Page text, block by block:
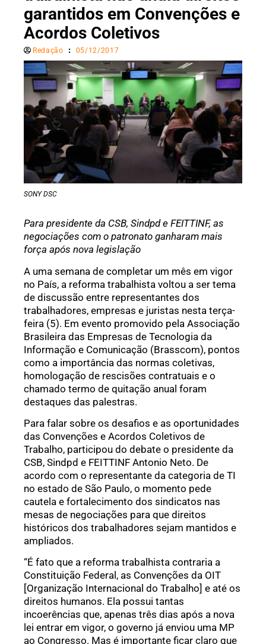
garantidos em Convenções e
Acordos Coletivos
Redação 05/12/2017
SONY DSC
Para presidente da CSB, Sindpd e FEITTINF, as
negociações com o patronato ganharam mais
força após nova legislação
A uma semana de completar um mês em vigor
no País, a reforma trabalhista voltou a ser tema
de discussão entre representantes dos
trabalhadores, empresas e juristas nesta terça-
feira (5). Em evento promovido pela Associação
Brasileira das Empresas de Tecnologia da
Informação e Comunicação (Brasscom), pontos
como a importância das normas coletivas,
homologação de rescisões contratuais e o
chamado termo de quitação anual foram
destaques das palestras.
Para falar sobre os desafios e as oportunidades
das Convenções e Acordos Coletivos de
Trabalho, participou do debate o presidente da
CSB, Sindpd e FEITTINF Antonio Neto. De
acordo com o representante da categoria de TI
no estado de São Paulo, o momento pede
cautela e fortalecimento dos sindicatos nas
mesas de negociações para que direitos
históricos dos trabalhadores sejam mantidos e
ampliados.
“É fato que a reforma trabalhista contraria a
Constituição Federal, as Convenções da OIT
[Organização Internacional do Trabalho] e até os
direitos humanos. Ela possui tantas
incoerências que, apenas três dias após a nova
lei entrar em vigor, o governo já enviou uma MP
ao Congresso. Mas é importante ficar claro que